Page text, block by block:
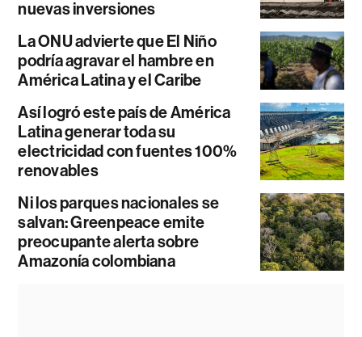
nuevas inversiones
La ONU advierte que El Niño
podría agravar el hambre en
América Latina y el Caribe
Así logró este país de América
Latina generar toda su
electricidad con fuentes 100%
renovables
Ni los parques nacionales se
salvan: Greenpeace emite
preocupante alerta sobre
Amazonía colombiana